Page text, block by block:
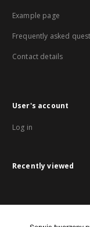
Example page
Frequently asked
Contact details
User's account
Log in
Recently viewed